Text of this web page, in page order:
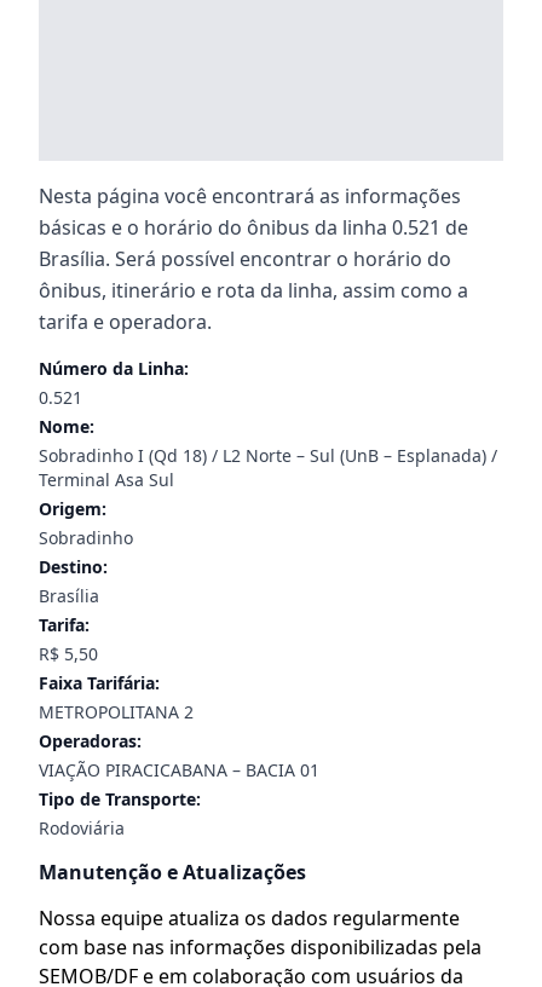
Nesta página você encontrará as informações
básicas e o horário do ônibus da linha 0.521 de
Brasília. Será possível encontrar o horário do
ônibus, itinerário e rota da linha, assim como a
tarifa e operadora.
Número da Linha:
0.521
Nome:
Sobradinho I (Qd 18) / L2 Norte – Sul (UnB – Esplanada) /
Terminal Asa Sul
Origem:
Sobradinho
Destino:
Brasília
Tarifa:
R$ 5,50
Faixa Tarifária:
METROPOLITANA 2
Operadoras:
VIAÇÃO PIRACICABANA – BACIA 01
Tipo de Transporte:
Rodoviária
Manutenção e Atualizações
Nossa equipe atualiza os dados regularmente
com base nas informações disponibilizadas pela
SEMOB/DF e em colaboração com usuários da